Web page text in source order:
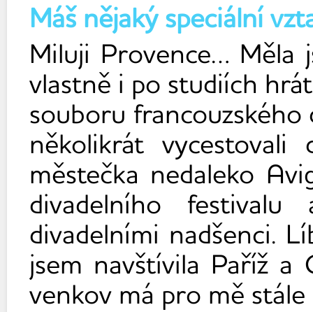
Máš nějaký speciální
Miluji Provence… Měla
vlastně i po studiích
souboru francouzského
několikrát
městečka nedaleko
divadelního
divadelními nadšenci.
jsem navštívila Paříž a
venkov má pro mě